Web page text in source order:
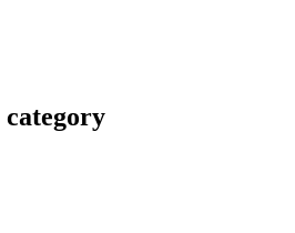
category